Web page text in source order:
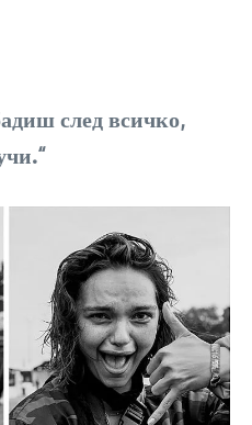
след всичко,